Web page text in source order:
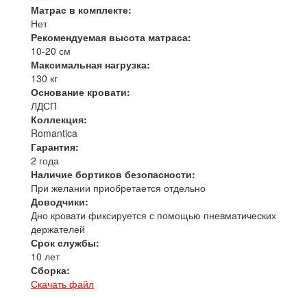
Матрас в комплекте:
Нет
Рекомендуемая высота матраса:
10-20 см
Максимальная нагрузка:
130 кг
Основание кровати:
ЛДСП
Коллекция:
Romantica
Гарантия:
2 года
Наличие бортиков безопасности:
При желании приобретается отдельно
Доводчики:
Дно кровати фиксируется с помощью пневматических
держателей
Срок службы:
10 лет
Сборка:
Скачать файл